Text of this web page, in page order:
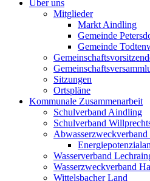
Über uns
Mitglieder
Markt Aindling
Gemeinde
Gemeinde
Sitzungen
Ortspläne
Kommunale Zusammenarbeit
Schulverband Aindling
Schulverband
Wasserverband
Wasserzweckverband
Wittelsbacher Land